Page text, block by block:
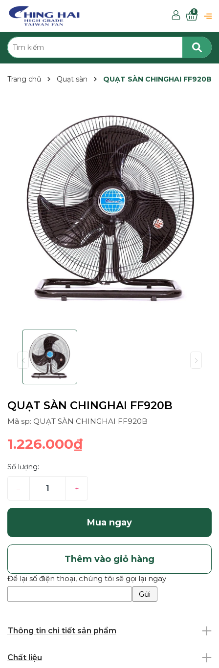
0
Trang chủ Quạt sàn QUẠT SÀN CHINGHAI FF920B
QUẠT SÀN CHINGHAI FF920B
Mã sp: QUẠT SÀN CHINGHAI FF920B
1.226.000₫
Số lượng:
– +
Mua ngay
Thêm vào giỏ hàng
Để lại số điện thoại, chúng tôi sẽ gọi lại ngay
Gửi
Thông tin chi tiết sản phẩm
Chất liệu